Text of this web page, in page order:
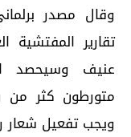
وقال مصدر
تقارير المفتشية
عنيف وسيحصد
متورطون كثر من
ويجب تفعيل شعار